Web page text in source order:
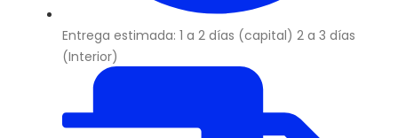
Entrega estimada: 1 a 2 días (capital) 2 a 3 días
(Interior)